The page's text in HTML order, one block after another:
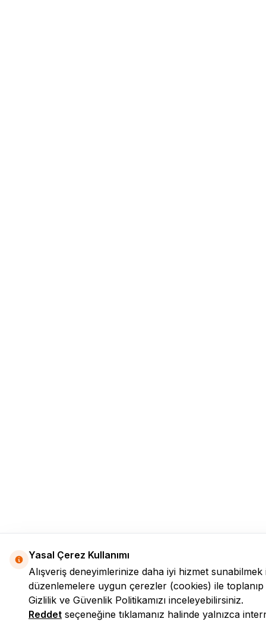
Yasal Çerez Kullanımı
Alışveriş deneyimlerinize daha iyi hizmet
düzenlemelere uygun çerezler (cookies) ile
Gizlilik ve Güvenlik Politikamızı inceleyebilirsiniz.
Reddet seçeneğine tıklamanız halinde yalnızca